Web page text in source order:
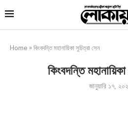
Home » কিংবদন্তি মহানায়িকা সুচিত্রা সেন
কিংবদন্তি
জানুয়ারি ১৭,